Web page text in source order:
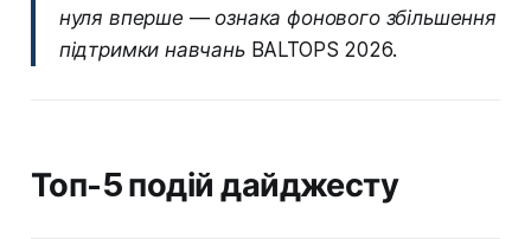
нуля вперше — ознака фонового збільшення
підтримки навчань BALTOPS 2026.
Топ-5 подій дайджесту